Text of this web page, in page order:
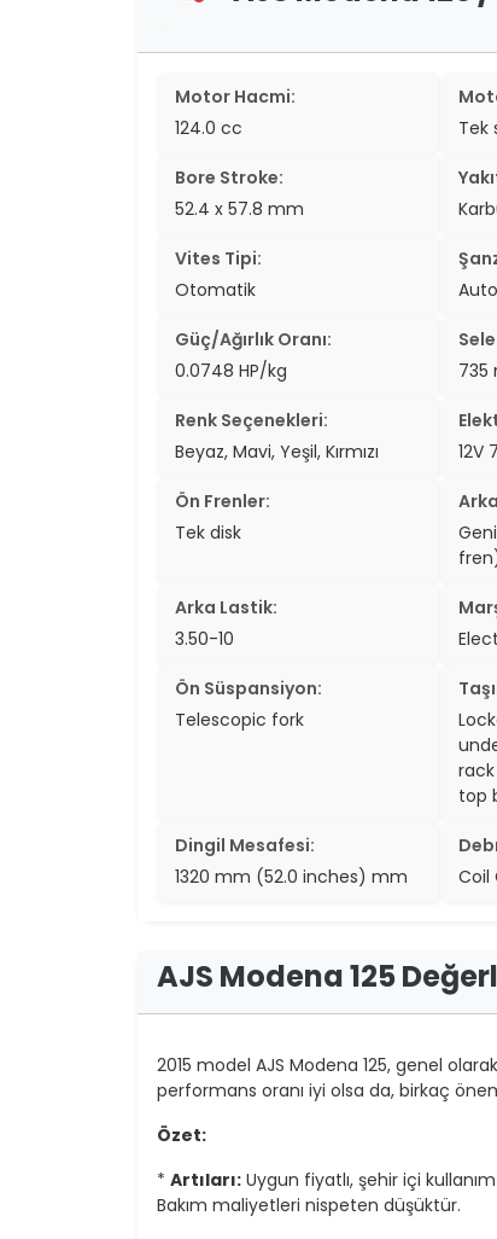
Motor Hacmi:
124.0 cc
Tek
Bore Stroke:
52.4 x 57.8 mm
Vites Tipi:
Otomatik
Güç/Ağırlık Oranı:
0.0748 HP/kg
735
Renk Seçenekleri:
Beyaz, Mavi, Yeşil, Kırmızı
12V
Ön Frenler:
Tek disk
Arka Lastik:
3.50-10
Ön Süspansiyon:
Telescopic fork
top
Dingil Mesafesi:
1320 mm (52.0 inches) mm
Coil
AJS Modena 125
2015 model AJS Modena 125, genel
performans oranı iyi olsa da, birkaç
Özet:
* Artıları: Uygun fiyatlı, şehir içi
Bakım maliyetleri nispeten düşüktür.